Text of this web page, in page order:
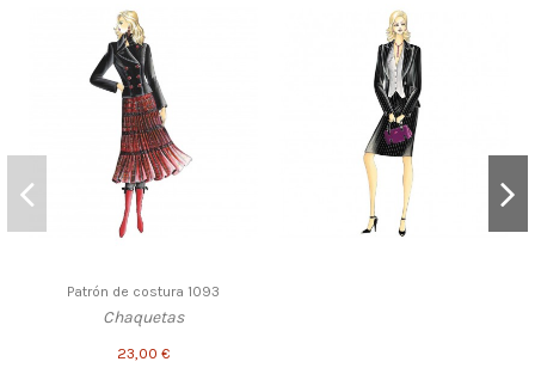
Patrón de costura 1093
Chaquetas
23,00 €